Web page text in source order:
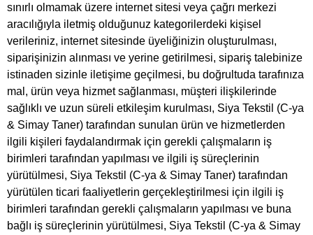
sınırlı olmamak üzere internet sitesi veya çağrı merkezi
aracılığıyla iletmiş olduğunuz kategorilerdeki kişisel
verileriniz, internet sitesinde üyeliğinizin oluşturulması,
siparişinizin alınması ve yerine getirilmesi, sipariş talebinize
istinaden sizinle iletişime geçilmesi, bu doğrultuda tarafınıza
mal, ürün veya hizmet sağlanması, müşteri ilişkilerinde
sağlıklı ve uzun süreli etkileşim kurulması, Siya Tekstil (C-ya
& Simay Taner) tarafından sunulan ürün ve hizmetlerden
ilgili kişileri faydalandırmak için gerekli çalışmaların iş
birimleri tarafından yapılması ve ilgili iş süreçlerinin
yürütülmesi, Siya Tekstil (C-ya & Simay Taner) tarafından
yürütülen ticari faaliyetlerin gerçekleştirilmesi için ilgili iş
birimleri tarafından gerekli çalışmaların yapılması ve buna
bağlı iş süreçlerinin yürütülmesi, Siya Tekstil (C-ya & Simay